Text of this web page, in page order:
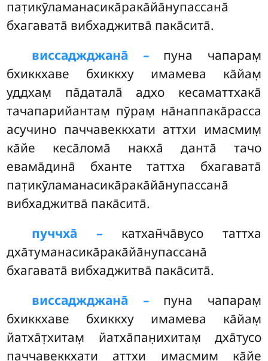
пат̣икӯламанасика̄рака̄йа̄нупассана̄
бхагавата̄ вибхаджитва̄ пака̄сита̄.
виссаджджана̄ –пуна чапарам̣
бхиккхаве бхиккху имамева ка̄йам̣
уддхам̣ па̄датала̄ адхо кесаматтхака̄
тачапарийантам̣ пӯрам̣ на̄наппака̄расса
асучино паччавеккхати аттхи имасмим̣
ка̄йе кеса̄лома̄ накха̄ данта̄ тачо
евама̄дина̄ бханте таттха бхагавата̄
пат̣икӯламанасика̄рака̄йа̄нупассана̄
вибхаджитва̄ пака̄сита̄.
пуччха̄ –катхан̃ча̄вусо таттха
дха̄туманасика̄рака̄йа̄нупассана̄
бхагавата̄ вибхаджитва̄ пака̄сита̄.
виссаджджана̄ –пуна чапарам̣
бхиккхаве бхиккху имамева ка̄йам̣
йатха̄т̣хитам̣ йатха̄пан̣ихитам̣ дха̄тусо
паччавеккхати аттхи имасмим̣ ка̄йе